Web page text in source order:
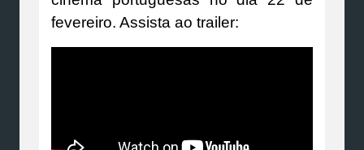
fevereiro. Assista ao trailer: